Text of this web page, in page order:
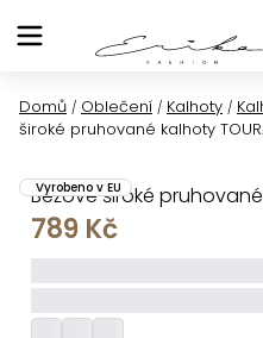
na
Domů / Oblečení / Kalhoty /
široké pruhované kalhoty
Béžové široké pruhované
Vyrobeno v EU
789 Kč